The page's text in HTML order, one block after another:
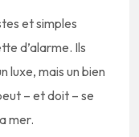
et simples
d’alarme. Ils
luxe, mais un bien
– et doit – se
mer.